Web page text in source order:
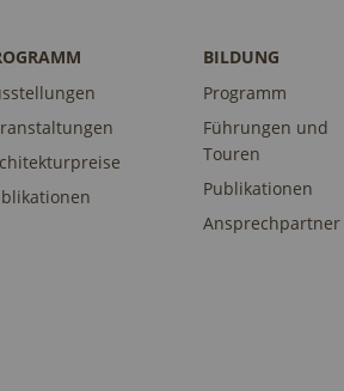
BILDUNG
Programm
Führungen und
Touren
Publikationen
Ansprechpartner